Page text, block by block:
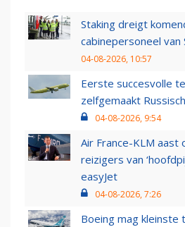
Staking dreigt
cabinepersoneel van
04-08-2026, 10:57
Eerste succesvolle
zelfgemaakt
04-08-2026, 9:54
Air France-KLM aast
reizigers van
easyJet
04-08-2026, 7:26
Boeing mag kleinste